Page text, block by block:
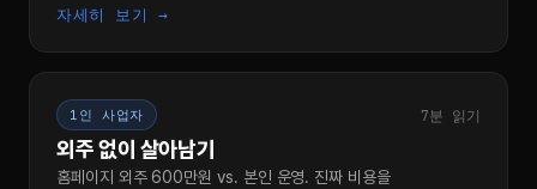
자세히 보기 →
1인 사업자 7분 읽기
외주 없이 살아남기
홈페이지 외주 600만원 vs. 본인 운영. 진짜 비용을